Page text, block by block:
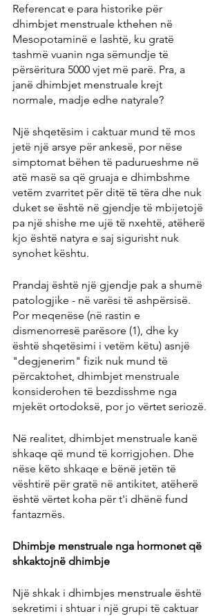
Referencat e para historike për
dhimbjet menstruale kthehen në
Mesopotaminë e lashtë, ku gratë
tashmë vuanin nga sëmundje të
përsëritura 5000 vjet më parë. Pra, a
janë dhimbjet menstruale krejt
normale, madje edhe natyrale?
Një shqetësim i caktuar mund të mos
jetë një arsye për ankesë, por nëse
simptomat bëhen të padurueshme në
atë masë sa që gruaja e dhimbshme
vetëm zvarritet për ditë të tëra dhe nuk
duket se është në gjendje të mbijetojë
pa një shishe me ujë të nxehtë, atëherë
kjo është natyra e saj sigurisht nuk
synohet kështu.
Prandaj është një gjendje pak a shumë
patologjike - në varësi të ashpërsisë.
Por meqenëse (në rastin e
dismenorresë parësore (1), dhe ky
është shqetësimi i vetëm këtu) asnjë
"degjenerim" fizik nuk mund të
përcaktohet, dhimbjet menstruale
konsiderohen të bezdisshme nga
mjekët ortodoksë, por jo vërtet seriozë.
Në realitet, dhimbjet menstruale kanë
shkaqe që mund të korrigjohen. Dhe
nëse këto shkaqe e bënë jetën të
vështirë për gratë në antikitet, atëherë
është vërtet koha për t'i dhënë fund
fantazmës.
Dhimbje menstruale nga hormonet që
shkaktojnë dhimbje
Një shkak i dhimbjes menstruale është
sekretimi i shtuar i një grupi të caktuar